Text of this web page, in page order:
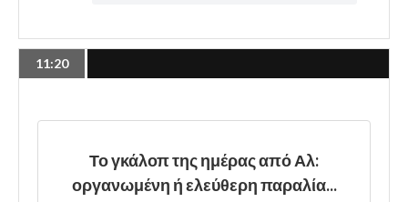
11:20
Το γκάλοπ της ημέρας από Αλ:
οργανωμένη ή ελεύθερη παραλία...